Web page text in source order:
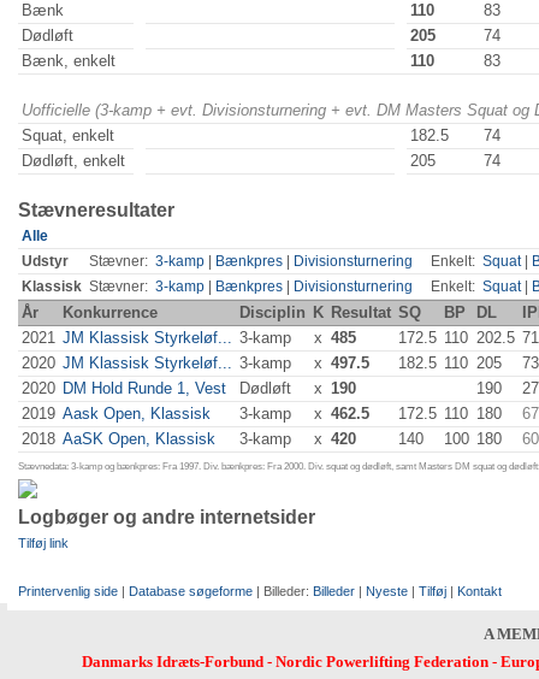
Bænk
110
83
Dødløft
205
74
Bænk, enkelt
110 83
Uofficielle (3-kamp + evt. Divisionsturnering + evt. DM Masters Squat
Squat, enkelt
182.5
74
Dødløft, enkelt
205 74
Stævneresultater
Alle
Udstyr
Stævner: 3-kamp Bænkpres Divisionsturnering Enkelt: Squat|
Klassisk Stævner: 3-kamp Bænkpres Divisionsturnering Enkelt: Squat|
År Konkurrence Disciplin K Resultat SQ BP DL
2021 JM Klassisk Styrkeløf... 3-kamp x 485 172.5 110 202.5
2020 JM Klassisk Styrkeløf... 3-kamp x 497.5 182.5 110 205
2020 DM Hold Runde 1, Vest Dødløft x 190 190
2019 Aask Open, Klassisk 3-kamp x 462.5 172.5 110 180
2018 AaSK Open, Klassisk 3-kamp x 420 140 100 180
Stævnedata: 3-kamp og bænkpres: Fra 1997. Div. bænkpres: Fra 2000. Div. squat og dødløft, samt Masters DM squat og
Logbøger og andre internetsider
Tilføj link
Printervenlig side | Database søgeforme | Billeder: Billeder | Nyeste | Tilføj | Kontakt
A
Danmarks Idræts-Forbund- Nordic Powerlifting Federation-